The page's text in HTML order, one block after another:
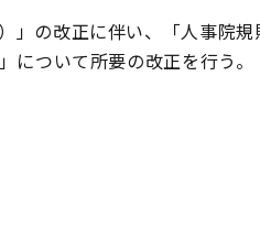
」の改正に伴い、「人事院
ついて所要の改正を行う。